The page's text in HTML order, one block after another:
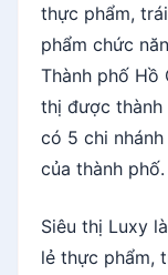
thực phẩm,
phẩm chức
Thành phố Hồ
thị được thành
có 5 chi
của thành phố.
Siêu thị Luxy
lẻ thực phẩm,